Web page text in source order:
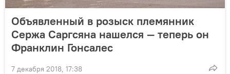
Объявленный в розыск племянник
Сержа Саргсяна нашелся — теперь он
Франклин Гонсалес
7 декабря 2018, 17:38